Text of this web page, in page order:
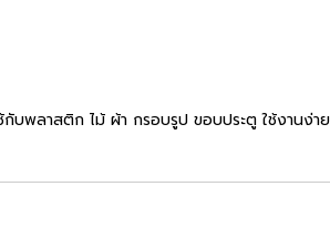
บพลาสติก ไม้ ผ้า กรอบรูป ขอบประตู ใช้งานง่า